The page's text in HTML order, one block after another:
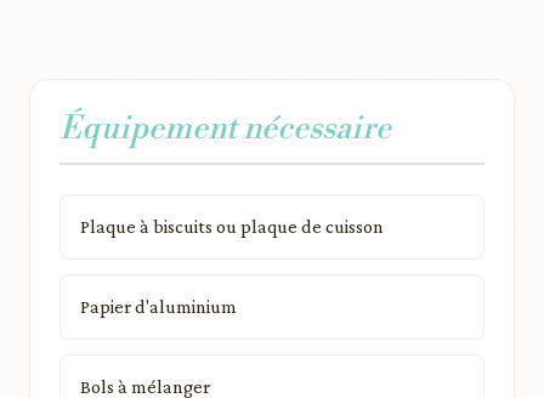
Équipement nécessaire
Plaque à biscuits ou plaque de cuisson
Papier d'aluminium
Bols à mélanger